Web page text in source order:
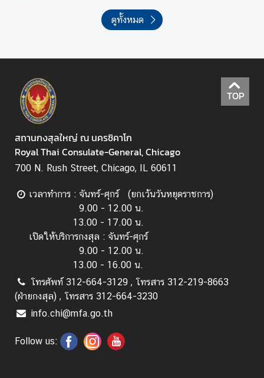
ดูทั้งหมด
TOP
สถานกงสุลใหญ่ ณ นครชิคาโก
Royal Thai Consulate-General, Chicago
700 N. Rush Street, Chicago, IL 60611
เวลาทำการ : จันทร์-ศุกร์ (ยกเว้นวันหยุดราชการ)
9.00 - 12.00 น.
13.00 - 17.00 น.
เปิดให้บริการกงสุล : จันทร์-ศุกร์
9.00 - 12.00 น.
13.00 - 16.00 น.
โทรศัพท์ 312-664-3129 , โทรสาร 312-219-8663
(ฝ่ายกงสุล) , โทรสาร 312-664-3230
info.chi@mfa.go.th
Follow us: